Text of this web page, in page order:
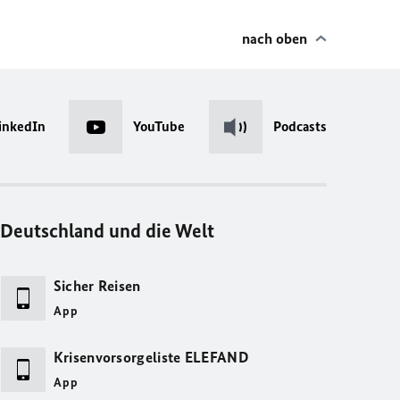
nach oben
YouTube Podcasts
Deutschland und die Welt
Sicher Reisen
App
Krisenvorsorgeliste ELEFAND
App